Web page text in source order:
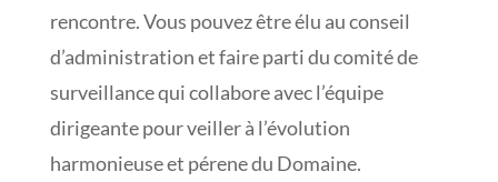
rencontre. Vous pouvez être élu au conseil
d’administration et faire parti du comité de
surveillance qui collabore avec l’équipe
dirigeante pour veiller à l’évolution
harmonieuse et pérene du Domaine.